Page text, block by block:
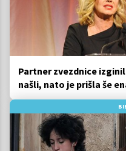
Partner zvezdnice
našli, nato je prišla še